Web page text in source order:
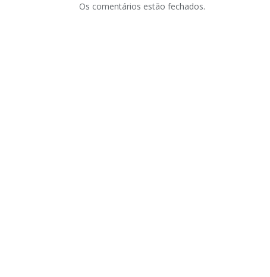
Os comentários estão fechados.